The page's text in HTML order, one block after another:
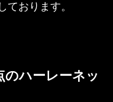
ております。
のハーレーネッ